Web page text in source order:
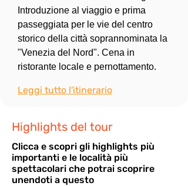
Introduzione al viaggio e prima
passeggiata per le vie del centro
storico della città soprannominata la
"Venezia del Nord". Cena in
ristorante locale e pernottamento.
Leggi tutto l'itinerario
Highlights del tour
Clicca e scopri gli highlights più
importanti e le località più
spettacolari che potrai scoprire
unendoti a questo